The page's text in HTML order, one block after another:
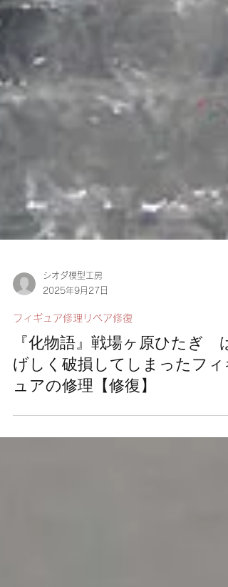
シオダ模型工房
2025年9月27日
フィギュア修理リペア修復
『化物語』戦場ヶ原ひたぎ は
げしく破損してしまったフィ